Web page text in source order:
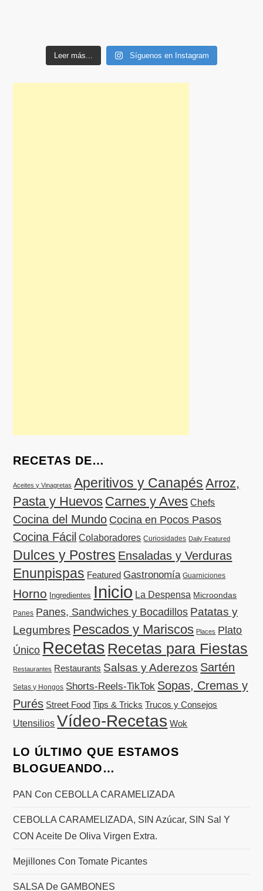
Leer más... Síguenos en Instagram
RECETAS DE…
Aceites y Vinagretas Aperitivos y Canapés Arroz,
Pasta y Huevos Carnes y Aves Chefs
Cocina del Mundo Cocina en Pocos Pasos
Cocina Fácil Colaboradores Curiosidades Daily Featured
Dulces y Postres Ensaladas y Verduras
Enunpispas Featured Gastronomía Guarniciones
Horno Ingredientes Inicio La Despensa Microondas
Panes Panes, Sandwiches y Bocadillos Patatas y
Legumbres Pescados y Mariscos Places Plato
Único Recetas Recetas para Fiestas
Restaurantes Restaurants Salsas y Aderezos Sartén
Setas y Hongos Shorts-Reels-TikTok Sopas, Cremas y
Purés Street Food Tips & Tricks Trucos y Consejos
Utensilios Vídeo-Recetas Wok
LO ÚLTIMO QUE ESTAMOS
BLOGUEANDO…
PAN Con CEBOLLA CARAMELIZADA
CEBOLLA CARAMELIZADA, SIN Azúcar, SIN Sal Y
CON Aceite De Oliva Virgen Extra.
Mejillones Con Tomate Picantes
SALSA De GAMBONES